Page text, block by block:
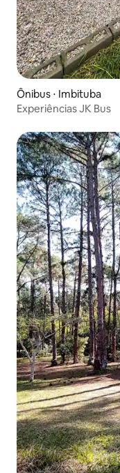
Ônibus ⋅ Imbituba
Experiências JK Bus